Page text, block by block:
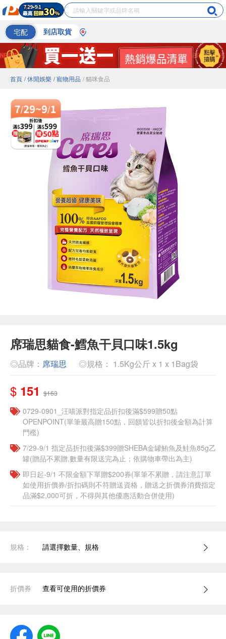
宅配 到店取貨
首頁 / 休閒娛樂 / 寵物用品 / 貓咪食品
席瑞思貓食-鱈魚干貝口味1.5kg
◎品牌： 席瑞思 ◎規格： 1.5Kg公斤 x 1 x 1Bag袋
$ 151 $163
0729-0901_汪喵派對指定品折扣後滿$599贈50點
OPENPOINT(單筆最高贈150點，回饋皆以折扣後金額為計算
門檻)
7/29-9/1 指定品折扣後滿$399贈SHEBA金罐鮪魚及鮭魚85g乙
罐(贈品不累贈,數量有限送完為止；依購物車帶出為主)
即日起-9/1 不限金額下單贈$200券(單筆不累贈，請注意訂單
如使用折價券/折扣碼則不符贈送資格，贈送之折價券消費指定
品滿$2,000可折，不得與其他優惠活動合併使用)
規格： 請選擇數量、規格
折價券 查看可使用的折價券